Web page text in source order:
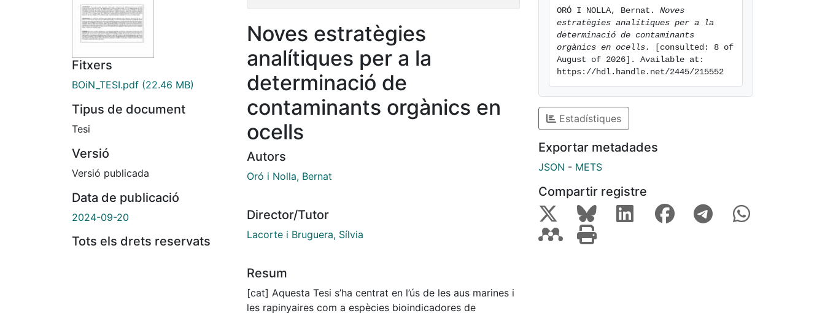
Fitxers
BOiN_TESI.pdf (22.46 MB)
Tipus de document
Tesi
Versió
Versió publicada
Data de publicació
2024-09-20
Tots els drets reservats
Noves estratègies
analítiques per a la
determinació de
contaminants orgànics en
ocells
Autors
Oró i Nolla, Bernat
Director/Tutor
Lacorte i Bruguera, Sílvia
Resum
[cat] Aquesta Tesi s’ha centrat en l’ús de les aus marines i
les rapinyaires com a espècies bioindicadores de
ORÓ I NOLLA, Bernat. Noves
estratègies analítiques per a la
determinació de contaminants
orgànics en ocells.
[consulted: 8 of
August of 2026]. Available at:
https://hdl.handle.net/2445/215552
Estadístiques
Exportar metadades
JSON - METS
Compartir registre